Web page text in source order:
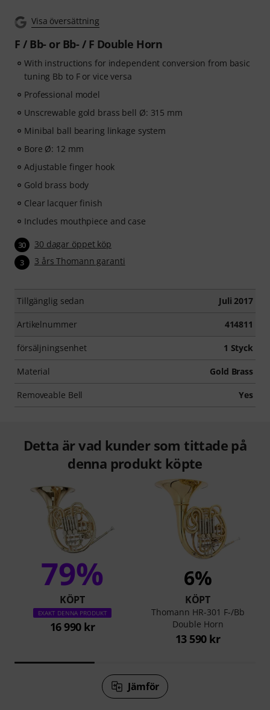
Visa översättning
F / Bb- or Bb- / F Double Horn
With instructions for independent conversion from basic
tuning Bb to F or vice versa
Professional model
Unscrewable gold brass bell Ø: 315 mm
Minibal ball bearing linkage system
Bore Ø: 12 mm
Adjustable finger hook
Gold brass body
Clear lacquer finish
Includes mouthpiece and case
30 30 dagar öppet köp
3 3 års Thomann garanti
Tillgänglig sedan Juli 2017
Artikelnummer 414811
försäljningsenhet 1 Styck
Material Gold Brass
Removeable Bell Yes
Detta är vad kunder som tittade på
denna produkt köpte
79%
KÖPT
EXAKT DENNA PRODUKT
16 990 kr
6%
KÖPT
Thomann HR-301 F-/Bb
Double Horn
13 590 kr
Jämför